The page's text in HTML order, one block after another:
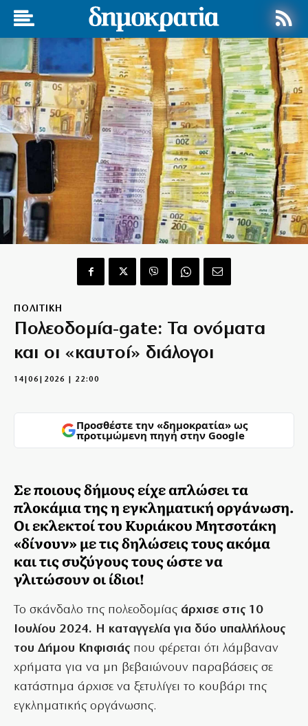
ΠΟΛΙΤΙΚΗ
Πολεοδομία-gate: Τα ονόματα
και οι «καυτοί» διάλογοι
14|06|2026 | 22:00
Προσθέστε την «δημοκρατία» ως
προτιμώμενη πηγή στην Google
Σε ποιους δήμους είχε απλώσει τα
πλοκάμια της η εγκληματική οργάνωση.
Οι εκλεκτοί του Κυριάκου Μητσοτάκη
«δίνουν» με τις δηλώσεις τους ακόμα
και τις συζύγους τους ώστε να
γλιτώσουν οι ίδιοι!
Το σκάνδαλο της πολεοδομίας άρχισε στις 10
Ιουλίου 2024. Η καταγγελία για δύο υπαλλήλους
του Δήμου Κηφισιάς που φέρεται ότι λάμβαναν
χρήματα για να μη βεβαιώνουν παραβάσεις σε
κατάστημα άρχισε να ξετυλίγει το κουβάρι της
εγκληματικής οργάνωσης.